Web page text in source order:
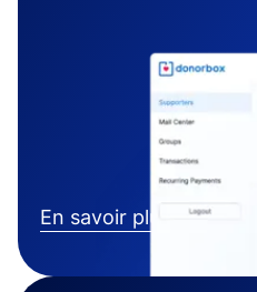
En savoir plus